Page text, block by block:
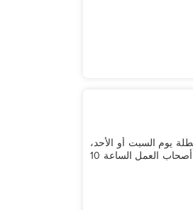
الغرفة، عطلة يوم السبت أو الأحد،
راتب مرتفعواتساب الآنسة روكسي 59183727 لمزيد من التفاصيل ..مقابلة شخصية مع أصحاب العمل الساعة 10